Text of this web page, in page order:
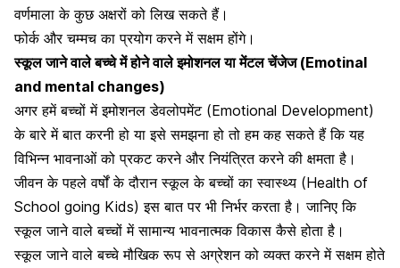
वर्णमाला के कुछ अक्षरों को लिख सकते हैं।
फोर्क और चम्मच का प्रयोग करने में सक्षम होंगे।
स्कूल जाने वाले बच्चे में होने वाले इमोशनल या मेंटल चेंजेज (Emotinal
and mental changes)
अगर हमें बच्चों में इमोशनल डेवलोपमेंट (Emotional Development)
के बारे में बात करनी हो या इसे समझना हो तो हम कह सकते हैं कि यह
विभिन्न भावनाओं को प्रकट करने और नियंत्रित करने की क्षमता है।
जीवन के पहले वर्षों के दौरान स्कूल के बच्चों का स्वास्थ्य (Health of
School going Kids) इस बात पर भी निर्भर करता है। जानिए कि
स्कूल जाने वाले बच्चों में सामान्य भावनात्मकविकास कैसे होता है।
स्कूल जाने वाले बच्चे मौखिक रूप से अग्रेशन को व्यक्त करने में सक्षम होते